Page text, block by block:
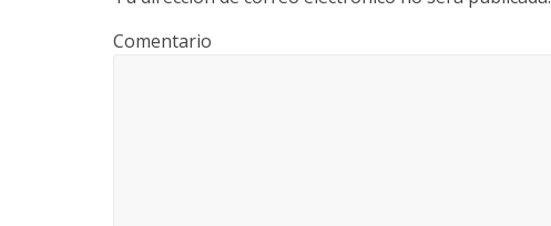
Comentario